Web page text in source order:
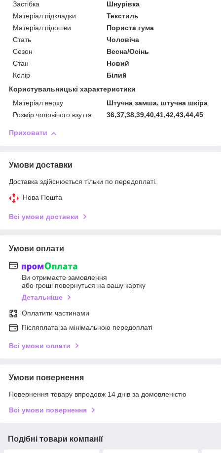
Застібка
Шнурівка
Матеріал підкладки
Текстиль
Матеріал підошви
Пориста гума
Стать
Чоловіча
Сезон
Весна/Осінь
Стан
Новий
Колір
Білий
Користувальницькі характеристики
Матеріал верху
Штучна замша, штучна шкіра
Розмір чоловічого взуття
36,37,38,39,40,41,42,43,44,45
Приховати
Умови доставки
Доставка здійснюється тільки по передоплаті.
Нова Пошта
Всі умови доставки
Умови оплати
Ви отримаєте замовлення
або гроші повернуться на вашу картку
Детальніше
Оплатити частинами
Післяплата за мінімальною передоплаті
Всі умови оплати
Умови повернення
Повернення товару впродовж 14 днів за домовленістю
Всі умови повернення
Подібні товари компанії